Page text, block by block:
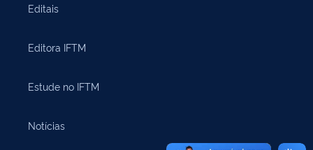
Editais
Editora IFTM
Estude no IFTM
Notícias